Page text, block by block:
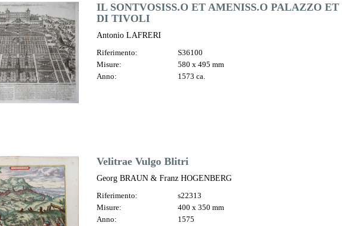
IL SONTVOSISS.O ET AMENISS.O PALAZZO
DI TIVOLI
Antonio LAFRERI
Riferimento:
S36100
Misure:
580 x 495 mm
Anno:
1573 ca.
Velitrae Vulgo Blitri
Georg BRAUN & Franz HOGENBERG
Riferimento:
s22313
Misure:
400 x 350 mm
Anno:
1575